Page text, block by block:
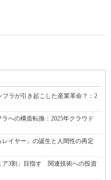
フラが引き起こした産業革命？：2
への構造転換：2025年クラウド
レイヤー」の誕生と人間性の再定
ア3割」目指す 関連技術への投資